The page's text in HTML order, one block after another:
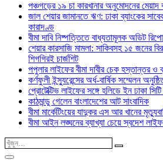
পঞ্চগড়ের ১৯ চা কারখানার অনুমোদনের মেয়াদ
জাল শেয়ার জামানতে ঋণ: ঢাকা ব্যাংকের
কারাদণ্ড
বীমা দাবি নিষ্পত্তিতে বাধ্যতামূলক অডিট
শেয়ার কারসাজি মামলা: সাকিবসহ ১৫ জনের
শিগগিরই চার্জশিট
পপুলার লাইফের বীমা দাবীর চেক হস্তান্তর ও
কর্ণফুলী ইন্স্যুরেন্সের অর্ধ-বার্ষিক সম্মেলন
প্রোটেক্টিভ লাইফের সঙ্গে হলিডে ইন ঢাকা সিটি
কাঠমান্ডু গেলেন বাংলাদেশের আট সাংবাদিক
বীমা মার্কেটিংয়ের যাদুকর এস আর খানের
বীমা আইন লঙ্ঘনের ব্যাখ্যা চেয়ে স্বদেশ